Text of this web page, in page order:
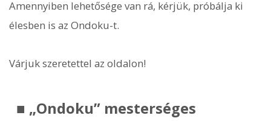
Amennyiben lehetősége van rá, kérjük, próbálja ki
élesben is az Ondoku-t.
Várjuk szeretettel az oldalon!
■ „Ondoku” mesterséges